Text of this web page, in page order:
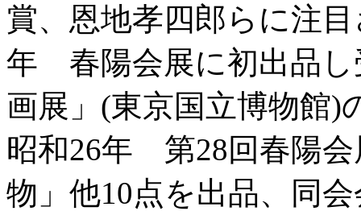
賞、恩地孝四郎らに注
年 春陽会展に初出品し
画展」(東京国立博物館)
昭和26年 第28回春陽会
物」他10点を出品、同